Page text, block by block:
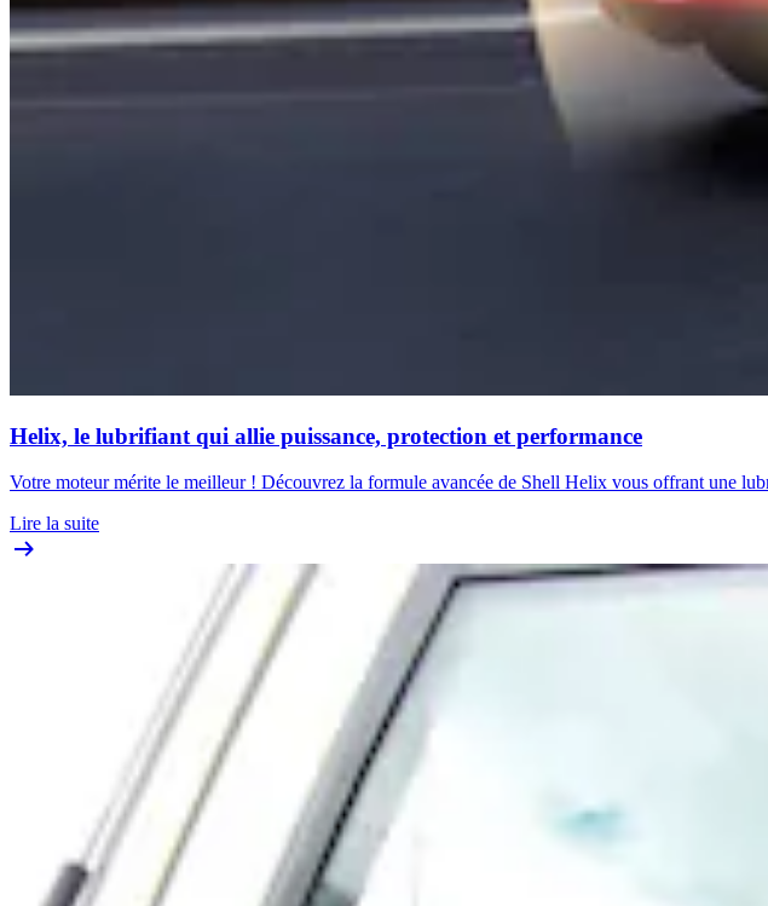
Helix, le lubrifiant qui allie puissance, protection et performance
Votre moteur mérite le meilleur ! Découvrez la formule avancée de Shell Helix vous offrant une
Lire la suite